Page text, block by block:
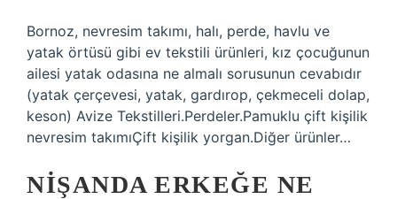
Bornoz, nevresim takımı, halı, perde, havlu ve
yatak örtüsü gibi ev tekstili ürünleri, kız çocuğunun
ailesi yatak odasına ne almalı sorusunun cevabıdır
(yatak çerçevesi, yatak, gardırop, çekmeceli dolap,
keson) Avize Tekstilleri.Perdeler.Pamuklu çift kişilik
nevresim takımıÇift kişilik yorgan.Diğer ürünler…
NIŞANDA ERKEĞE NE